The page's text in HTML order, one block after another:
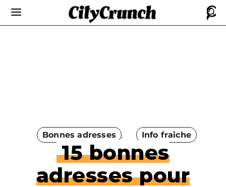
Bonnes adresses Info fraiche
15 bonnes
adresses pour